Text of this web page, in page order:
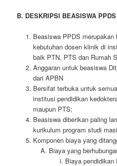
B. DESKRIPSI BEASISWA PPDS
Beasiswa PPDS
kebutuhan dosen klinik di
baik PTN, PTS dan Rumah
Anggaran untuk beasiswa
dari APBN
Bersifat terbuka untuk
institusi pendidikan
maupun PTS;
Beasiswa diberikan paling
kurikulum program studi
Komponen biaya yang
Biaya yang
Biaya pendidikan